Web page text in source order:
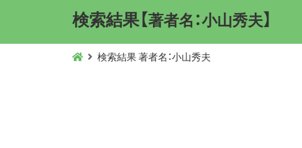
検索結果【著者名：小山秀夫】
検索結果 著者名：小山秀夫